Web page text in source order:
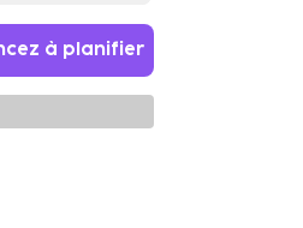
à planifier